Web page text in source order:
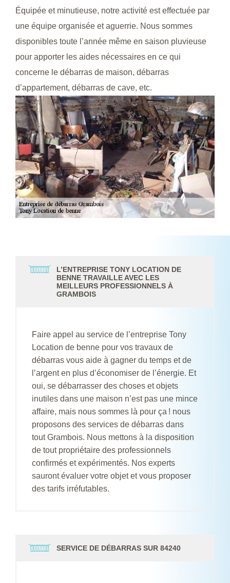
Équipée et minutieuse, notre activité est effectuée par
une équipe organisée et aguerrie. Nous sommes
disponibles toute l’année même en saison pluvieuse
pour apporter les aides nécessaires en ce qui
concerne le débarras de maison, débarras
d’appartement, débarras de cave, etc.
L’ENTREPRISE TONY LOCATION DE
BENNE TRAVAILLE AVEC LES
MEILLEURS PROFESSIONNELS À
GRAMBOIS
Faire appel au service de l’entreprise Tony
Location de benne pour vos travaux de
débarras vous aide à gagner du temps et de
l’argent en plus d’économiser de l’énergie. Et
oui, se débarrasser des choses et objets
inutiles dans une maison n’est pas une mince
affaire, mais nous sommes là pour ça ! nous
proposons des services de débarras dans
tout Grambois. Nous mettons à la disposition
de tout propriétaire des professionnels
confirmés et expérimentés. Nos experts
sauront évaluer votre objet et vous proposer
des tarifs irréfutables.
SERVICE DE DÉBARRAS SUR 84240